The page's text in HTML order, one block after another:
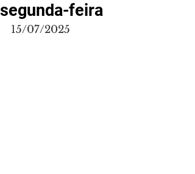
segunda-feira
15/07/2025